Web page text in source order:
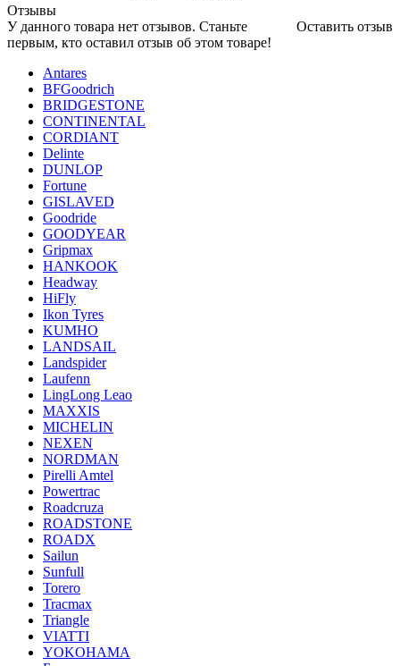
Отзывы
Оставить отзыв
У данного товара нет отзывов. Станьте
первым, кто оставил отзыв об этом товаре!
Antares
BFGoodrich
BRIDGESTONE
CONTINENTAL
CORDIANT
Delinte
DUNLOP
Fortune
GISLAVED
Goodride
GOODYEAR
Gripmax
HANKOOK
Headway
HiFly
Ikon Tyres
KUMHO
LANDSAIL
Landspider
Laufenn
LingLong Leao
MAXXIS
MICHELIN
NEXEN
NORDMAN
Pirelli Amtel
Powertrac
Roadcruza
ROADSTONE
ROADX
Sailun
Sunfull
Torero
Tracmax
Triangle
VIATTI
YOKOHAMA